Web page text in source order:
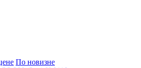
По новизне